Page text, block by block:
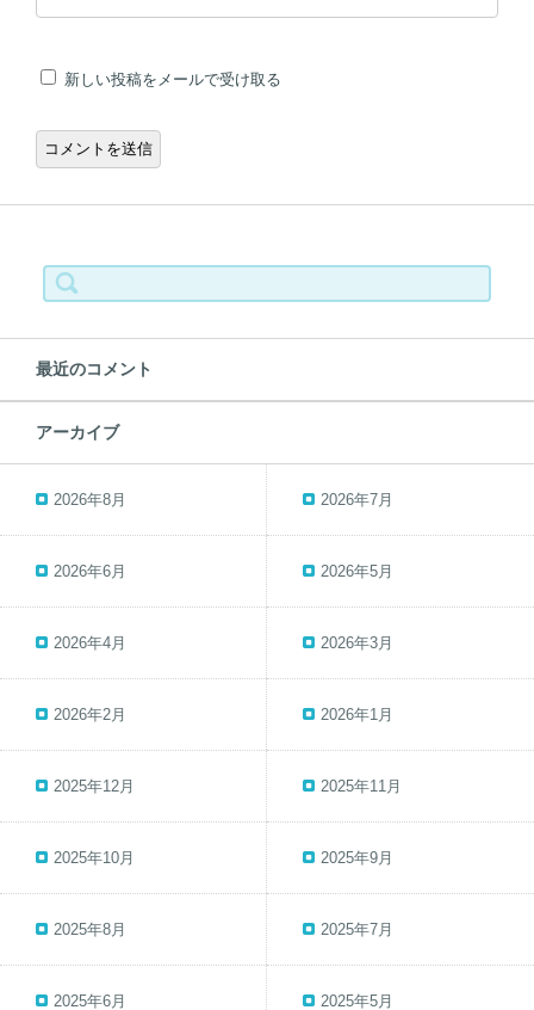
新しい投稿をメールで受け取る
索:
最近のコメント
アーカイブ
2026年8月 2026年7月
2026年6月 2026年5月
2026年4月 2026年3月
2026年2月 2026年1月
2025年12月 2025年11月
2025年10月 2025年9月
2025年8月 2025年7月
2025年6月 2025年5月